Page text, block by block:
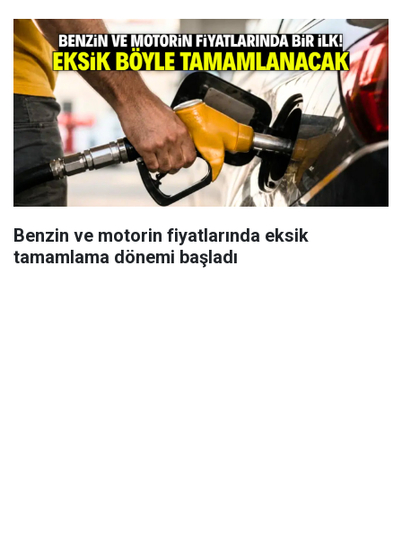
Benzin ve motorin fiyatlarında eksik
tamamlama dönemi başladı